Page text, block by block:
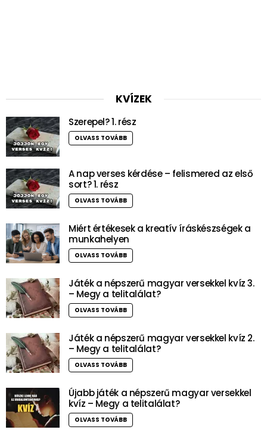
KVÍZEK
Szerepel? 1. rész
OLVASS TOVÁBB
A nap verses kérdése – felismered az első
sort? 1. rész
OLVASS TOVÁBB
Miért értékesek a kreatív íráskészségek a
munkahelyen
OLVASS TOVÁBB
Játék a népszerű magyar versekkel kvíz 3.
– Megy a telitalálat?
OLVASS TOVÁBB
Játék a népszerű magyar versekkel kvíz 2.
– Megy a telitalálat?
OLVASS TOVÁBB
Újabb játék a népszerű magyar versekkel
kvíz – Megy a telitalálat?
OLVASS TOVÁBB